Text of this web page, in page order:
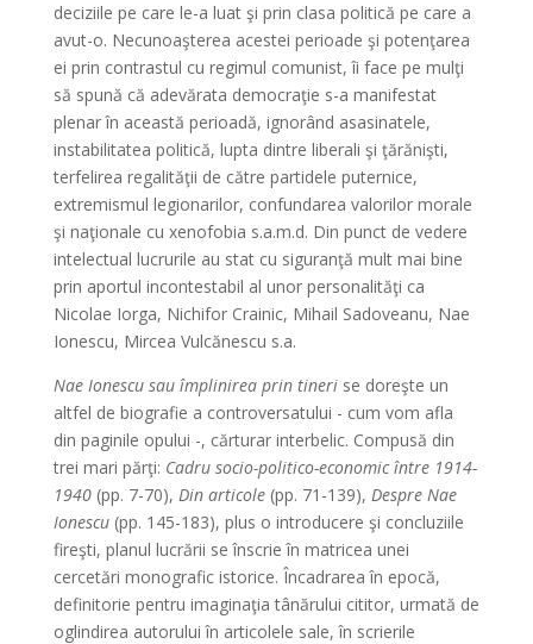
deciziile pe care le-a luat şi prin clasa politică pe care a
avut-o. Necunoaşterea acestei perioade şi potenţarea
ei prin contrastul cu regimul comunist, îi face pe mulţi
să spună că adevărata democraţie s-a manifestat
plenar în această perioadă, ignorând asasinatele,
instabilitatea politică, lupta dintre liberali şi ţărănişti,
terfelirea regalităţii de către partidele puternice,
extremismul legionarilor, confundarea valorilor morale
şi naţionale cu xenofobia s.a.m.d. Din punct de vedere
intelectual lucrurile au stat cu siguranţă mult mai bine
prin aportul incontestabil al unor personalităţi ca
Nicolae Iorga, Nichifor Crainic, Mihail Sadoveanu, Nae
Ionescu, Mircea Vulcănescu s.a.
Nae Ionescu sau împlinirea prin tinerise doreşte un
altfel de biografie a controversatului - cum vom afla
din paginile opului -, cărturar interbelic. Compusă din
trei mari părţi: Cadru socio-politico-economic între 1914-
1940 (pp. 7-70), Din articole (pp. 71-139), Despre Nae
Ionescu(pp. 145-183), plus o introducere şi concluziile
fireşti, planul lucrării se înscrie în matricea unei
cercetări monografic istorice. Încadrarea în epocă,
definitorie pentru imaginaţia tânărului cititor, urmată de
oglindirea autorului în articolele sale, în scrierile